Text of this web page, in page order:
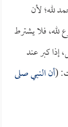
لله؛ لأن
فلا يشترط
إذا كبر عند
(أن النبي صلى